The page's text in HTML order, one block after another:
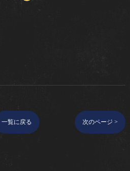
一覧に戻る 次のページ >